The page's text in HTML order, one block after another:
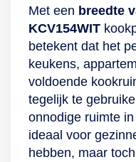
Met een breedte
KCV154WIT
betekent dat het
keukens,
voldoende
tegelijk te
onnodige ruimte
ideaal voor
hebben, maar